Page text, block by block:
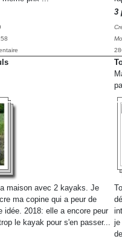
3
maison avec 2 kayaks. Je
ma copine qui a peur de
idée. 2018: elle a encore peur
le kayak pour s'en passer...
je